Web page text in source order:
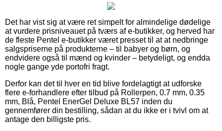
Det har vist sig at være ret simpelt for almindelige dødelige
at vurdere prisniveauet på tværs af e-butikker, og herved har
de fleste Pentel e-butikker været presset til at at nedbringe
salgspriserne på produkterne – til babyer og børn, og
endvidere også til mænd og kvinder – betydeligt, og endda
nogle gange yde portofri fragt.
Derfor kan det til hver en tid blive fordelagtigt at udforske
flere e-forhandlere efter tilbud på Rollerpen, 0.7 mm, 0.35
mm, Blå, Pentel EnerGel Deluxe BL57 inden du
gennemfører din bestilling, sådan at du ikke er i tvivl om at
antage den billigste pris.